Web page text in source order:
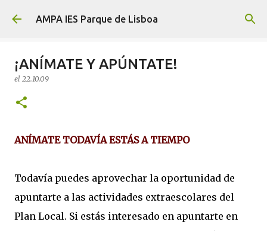
Ir al contenido principal
AMPA IES Parque de Lisboa
¡ANÍMATE Y APÚNTATE!
el 22.10.09
ANÍMATE TODAVÍA ESTÁS A TIEMPO
Todavía puedes aprovechar la oportunidad de
apuntarte a las actividades extraescolares del
Plan Local. Si estás interesado en apuntarte en